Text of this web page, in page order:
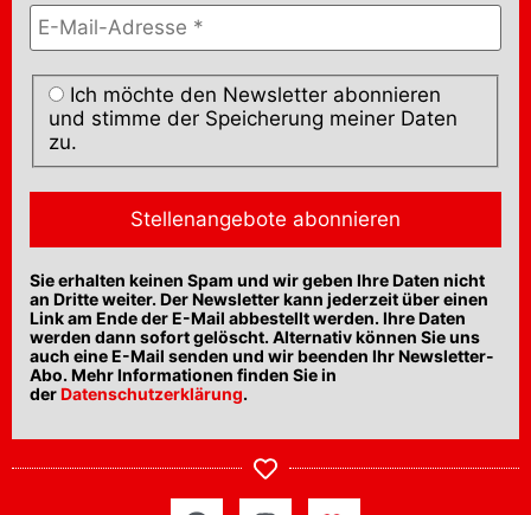
Ich möchte den Newsletter abonnieren
und stimme der Speicherung meiner Daten
zu.
Sie erhalten keinen Spam und wir geben Ihre Daten nicht
an Dritte weiter. Der Newsletter kann jederzeit über einen
Link am Ende der E-Mail abbestellt werden. Ihre Daten
werden dann sofort gelöscht. Alternativ können Sie uns
auch eine E-Mail senden und wir beenden Ihr Newsletter-
Abo. Mehr Informationen finden Sie in
derDatenschutzerklärung.